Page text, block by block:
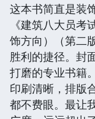
这本书简直是装
《建筑八大员
饰方向）（第二
胜利的捷径。封
打磨的专业书籍
印刷清晰，排版
都不费眼。最让